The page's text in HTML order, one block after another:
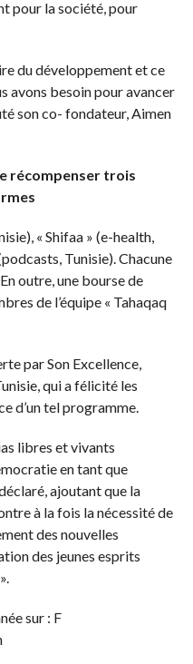
pour la société, pour
du développement et ce
avons besoin pour avancer
son co- fondateur, Aimen
récompenser trois
« Shifaa » (e-health,
Tunisie). Chacune
outre, une bourse de
de l’équipe « Tahaqaq
par Son Excellence,
qui a félicité les
d’un tel programme.
libres et vivants
en tant que
ajoutant que la
à la fois la nécessité de
des nouvelles
des jeunes esprits
sur : F